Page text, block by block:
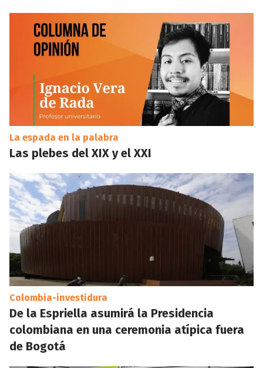
La espada en la palabra
Las plebes del XIX y el XXI
Colombia-investidura
De la Espriella asumirá la Presidencia
colombiana en una ceremonia atípica fuera
de Bogotá